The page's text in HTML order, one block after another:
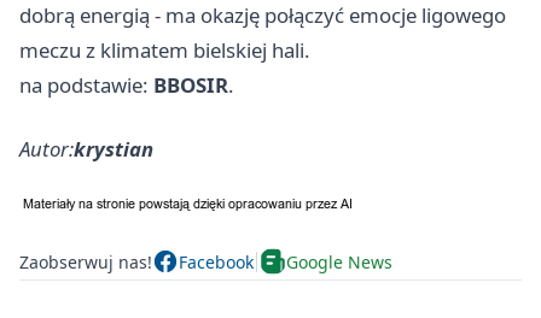
dobrą energią - ma okazję połączyć emocje ligowego
meczu z klimatem bielskiej hali.
na podstawie: BBOSIR.
Autor:krystian
Zaobserwuj nas! Facebook Google News